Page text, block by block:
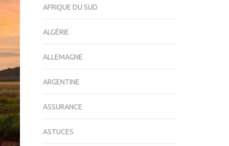
AFRIQUE DU SUD
ALGÉRIE
ALLEMAGNE
ARGENTINE
ASSURANCE
ASTUCES